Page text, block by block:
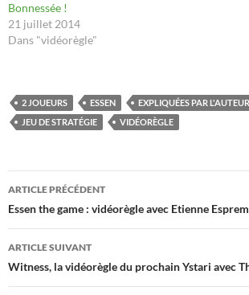
Bonnessée !
21 juillet 2014
Dans "vidéorègle"
2 JOUEURS ESSEN
EXPLIQUÉES PAR L'AUTEUR
JEU DE STRATÉGIE
VIDÉORÈGLE
Navigation
des
articles
ARTICLE PRÉCÉDENT
Essen the game : vidéorègle avec Etienne
ARTICLE SUIVANT
Witness, la vidéorègle du prochain Ystari avec